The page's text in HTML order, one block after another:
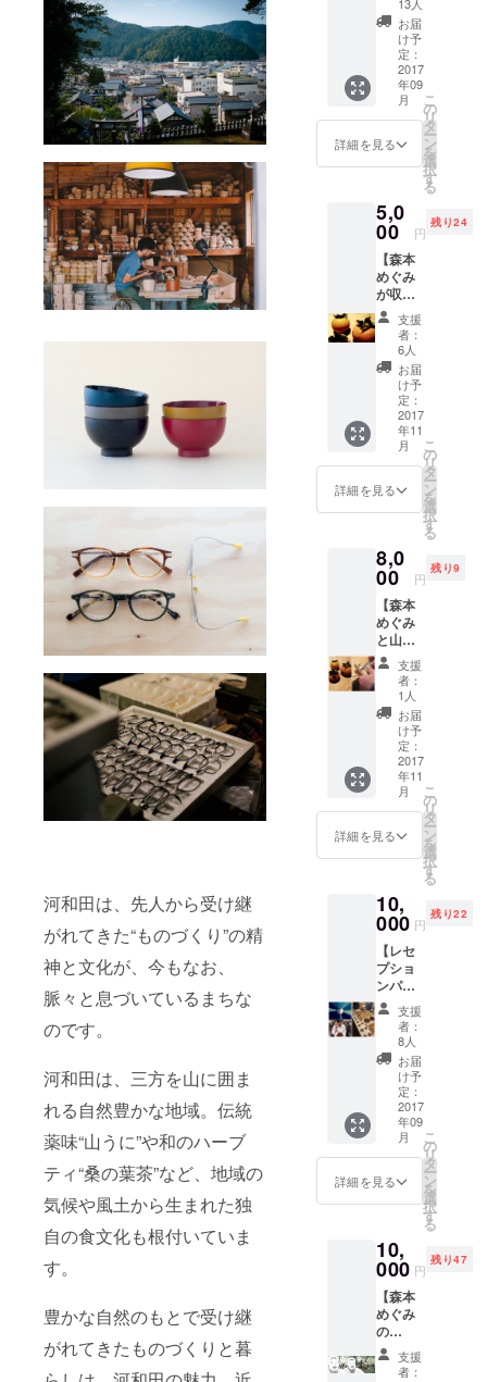
河和田は、先人から受け継
がれてきた“ものづくり”の精
神と文化が、今もなお、
脈々と息づいているまちな
のです。
河和田は、三方を山に囲ま
れる自然豊かな地域。伝統
薬味“山うに”や和のハーブ
ティ“桑の葉茶”など、地域の
気候や風土から生まれた独
自の食文化も根付いていま
す。
豊かな自然のもとで受け継
がれてきたものづくりと暮
した。
PARKでは、
ものづくり
合コンをは
じめ、地域
の課題を解
な活動に取
り組んでい
業を始
めてみ
たい方
へ】 事
業企画
データ
一式
（建築
図面、
事業計
収支計
画資
料、
サービ
ス開始
までの
道のり
のメモ
など一
式）を
PDFに
してお
届けし
ます。
これか
ら事業
を始め
れば幸
いで
す。
13人
お届
け予
定：
2017
年09
月
詳細を見る
こ
の
リ
タ
ー
ン
を
選
択
す
る
5,0
00 円
残り24
【森本
めぐみ
が収穫
する山
際の甘
柿詰め
合わ
せ】 獣
害対策
とし
て、庭
木や山
際の放
置果樹
から収
穫した
お送り
しま
す。 ※
１kg相
当（約
５〜６
玉） ※
小枝付
きの柿
を必ず
一つ以
上お入
れしま
す。 ※
山際の
柿をイ
メージ
ローイ
ング
（プリ
ント）
付き お
届け予
定
2017年
11月
支援
者：
6人
お届
け予
定：
2017
年11
月
詳細を見る
こ
の
リ
タ
ー
ン
を
選
択
す
る
8,0
00 円
残り9
【森本
めぐみ
と山口
大樹
の”柿の
枝ス
プーン
り”ワー
ショッ
プにご
招
待】
放置果
樹と獣
に興味
のある
人へ。
福井県
鯖江市
河和田
地区の
民家に
ある柿
の木を
剪定
し、甘
柿を食
べなが
ら木の
枝でス
プーン
プにご
招待し
ます。
※ワーク
ショッ
プは11
月開催
予定。
支援
者：
1人
お届
け予
定：
2017
年11
月
詳細を見る
こ
の
リ
タ
ー
ン
を
選
択
す
る
10,
000 円
残り22
【レセ
プショ
ンパー
ティ参
加】
PARK
メン
バー及
び、建
築、
サービ
ス開
発、運
営等に
携わっ
て頂い
の交流
を兼ね
たレセ
プショ
ンパー
ティー
へ特別
にご招
支援
者：
8人
お届
け予
定：
2017
年09
月
詳細を見る
こ
の
リ
タ
ー
ン
を
選
択
す
る
10,
000 円
残り47
【森本
めぐみ
の
PARK
秋のジ
支援
者：